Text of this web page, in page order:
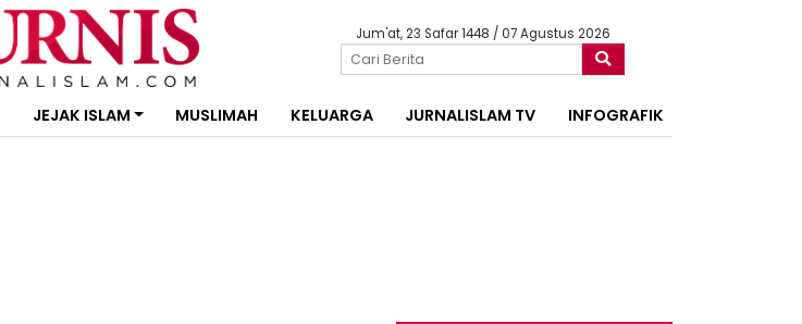
Jum'at, 23 Safar 1448 / 07 Agustus 2026
JEJAK ISLAM MUSLIMAH KELUARGA JURNALISLAM TV INFOGRAFIK